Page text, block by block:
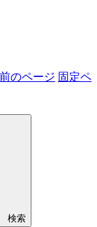
前のページ 固定ペ
検索